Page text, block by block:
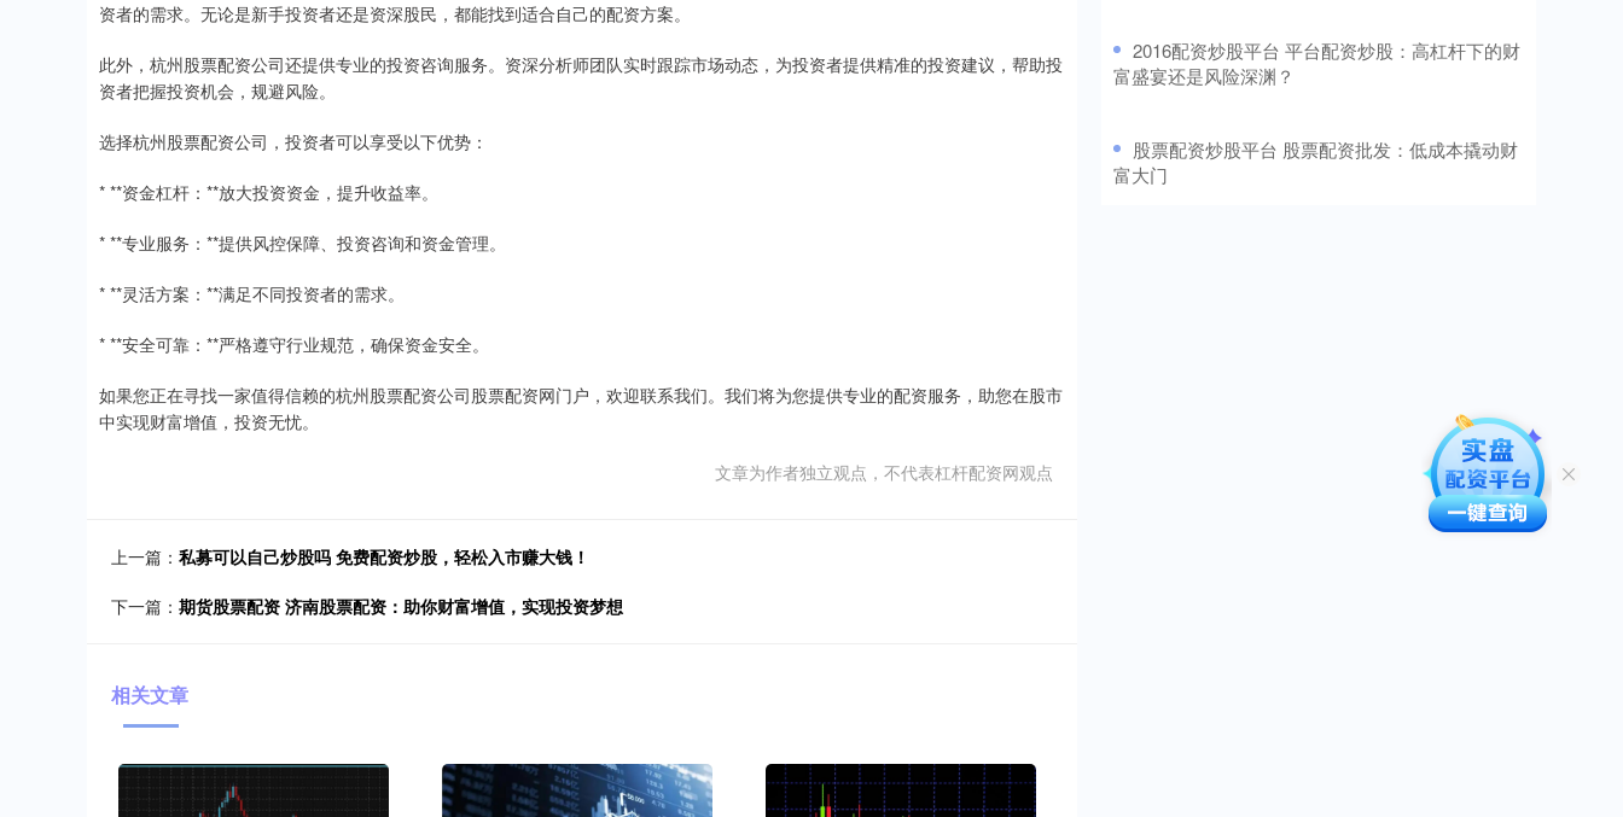
资者的需求。无论是新手投资者还是资深股民，都能找到适合自己的配资方案。
此外，杭州股票配资公司还提供专业的投资咨询服务。资深分析师团队实时跟踪市场动态，为投资者提供精准的投资建议，帮助投
资者把握投资机会，规避风险。
选择杭州股票配资公司，投资者可以享受以下优势：
* **资金杠杆：**放大投资资金，提升收益率。
* **专业服务：**提供风控保障、投资咨询和资金管理。
* **灵活方案：**满足不同投资者的需求。
* **安全可靠：**严格遵守行业规范，确保资金安全。
如果您正在寻找一家值得信赖的杭州股票配资公司股票配资网门户，欢迎联系我们。我们将为您提供专业的配资服务，助您在股市
中实现财富增值，投资无忧。
文章为作者独立观点，不代表杠杆配资网观点
上一篇： 私募可以自己炒股吗 免费配资炒股，轻松入市赚大钱！
下一篇： 期货股票配资 济南股票配资：助你财富增值，实现投资梦想
相关文章
​2016配资炒股平台 平台配资炒股：高杠杆下的财
富盛宴还是风险深渊？
​股票配资炒股平台 股票配资批发：低成本撬动财
富大门